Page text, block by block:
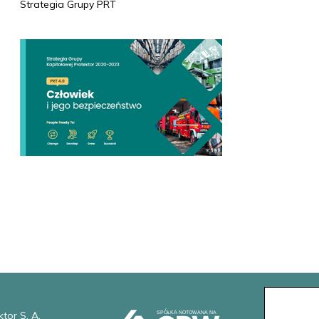
Strategia Grupy PRT
S. A.